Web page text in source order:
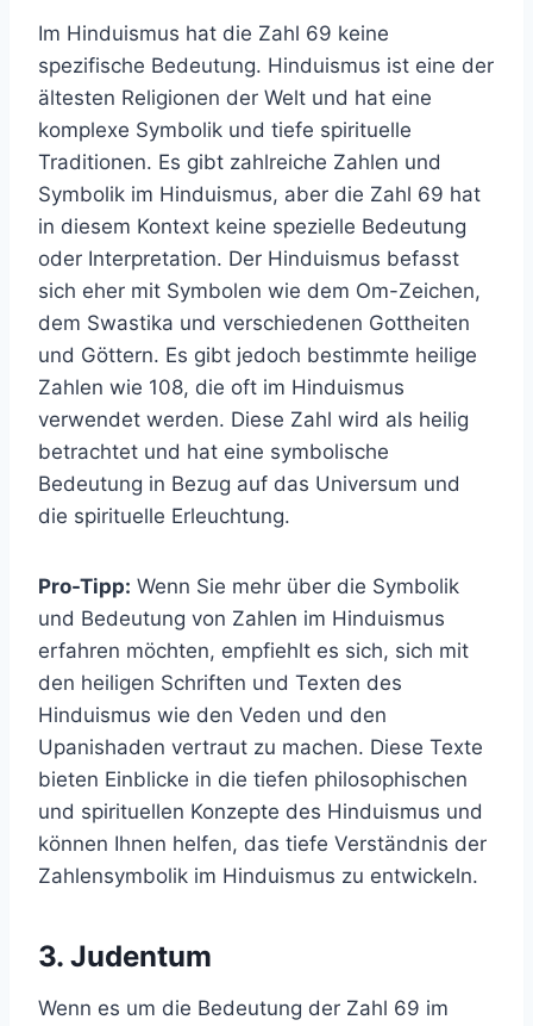
Im Hinduismus hat die Zahl 69 keine
spezifische Bedeutung. Hinduismus ist eine der
ältesten Religionen der Welt und hat eine
komplexe Symbolik und tiefe spirituelle
Traditionen. Es gibt zahlreiche Zahlen und
Symbolik im Hinduismus, aber die Zahl 69 hat
in diesem Kontext keine spezielle Bedeutung
oder Interpretation. Der Hinduismus befasst
sich eher mit Symbolen wie dem Om-Zeichen,
dem Swastika und verschiedenen Gottheiten
und Göttern. Es gibt jedoch bestimmte heilige
Zahlen wie 108, die oft im Hinduismus
verwendet werden. Diese Zahl wird als heilig
betrachtet und hat eine symbolische
Bedeutung in Bezug auf das Universum und
die spirituelle Erleuchtung.
Pro-Tipp: Wenn Sie mehr über die Symbolik
und Bedeutung von Zahlen im Hinduismus
erfahren möchten, empfiehlt es sich, sich mit
den heiligen Schriften und Texten des
Hinduismus wie den Veden und den
Upanishaden vertraut zu machen. Diese Texte
bieten Einblicke in die tiefen philosophischen
und spirituellen Konzepte des Hinduismus und
können Ihnen helfen, das tiefe Verständnis der
Zahlensymbolik im Hinduismus zu entwickeln.
3. Judentum
Wenn es um die Bedeutung der Zahl 69 im